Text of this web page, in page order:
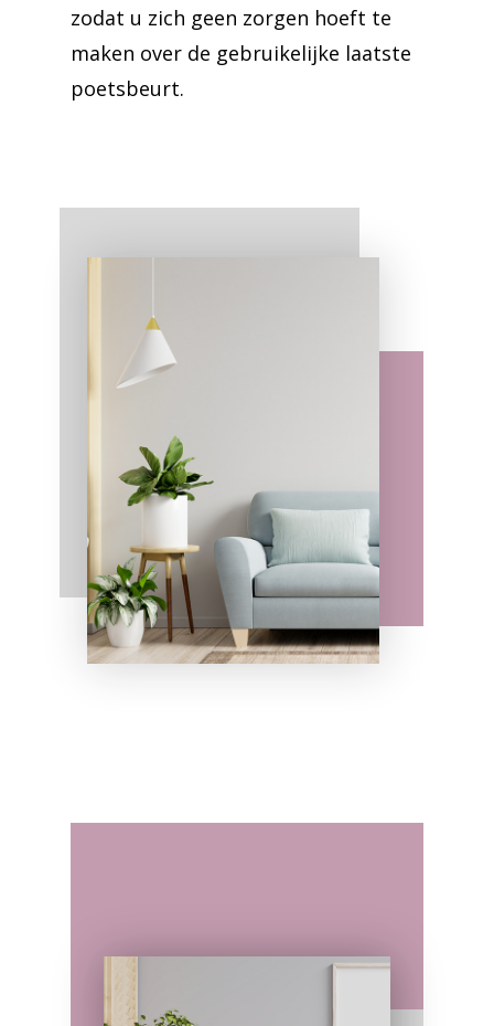
zodat u zich geen zorgen hoeft te
maken over de gebruikelijke laatste
poetsbeurt.